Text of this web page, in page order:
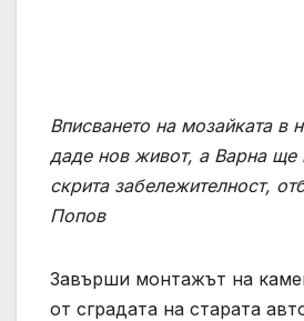
Вписването на мозайката в
даде нов живот, а Варна
скрита забележителност,
Попов
Завърши монтажът на
от сградата на старата